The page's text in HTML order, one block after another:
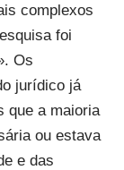
complexos
foi
Os
jurídico já
que a maioria
ou estava
e das